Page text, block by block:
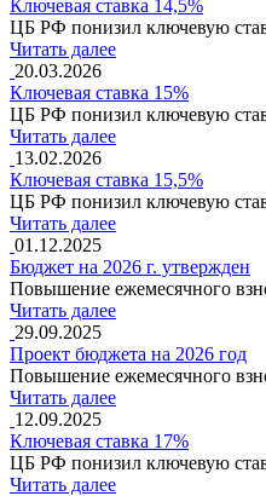
Ключевая ставка 14,5%
ЦБ РФ понизил ключевую
Читать далее
20.03.2026
Ключевая ставка 15%
ЦБ РФ понизил ключевую
Читать далее
13.02.2026
Ключевая ставка 15,5%
ЦБ РФ понизил ключевую
Читать далее
01.12.2025
Бюджет на 2026 г. утвержден
Повышение ежемесячного
Читать далее
29.09.2025
Проект бюджета на 2026 год
Повышение ежемесячного
Читать далее
12.09.2025
Ключевая ставка 17%
ЦБ РФ понизил ключевую
Читать далее